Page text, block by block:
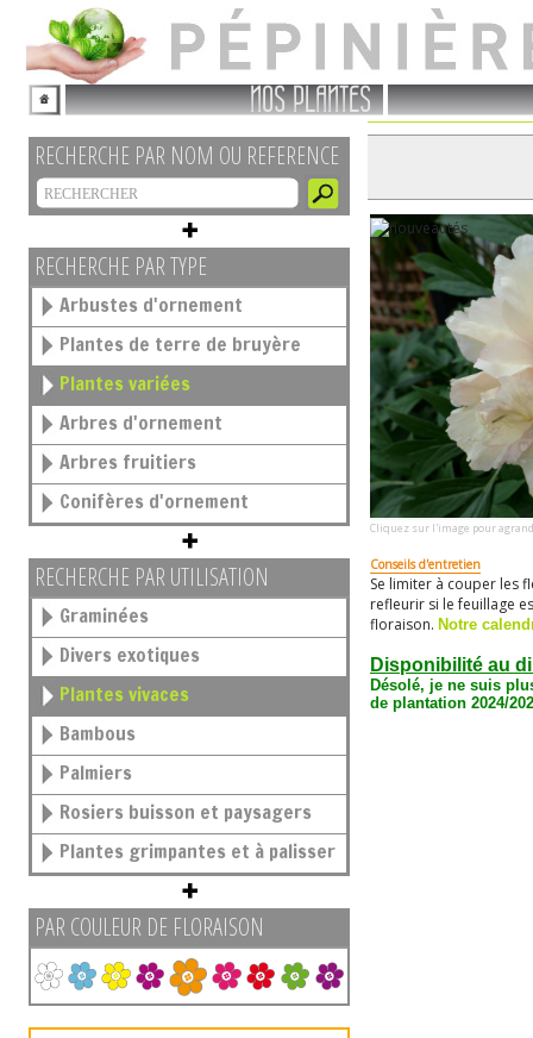
NOS PLANTES
RECHERCHE PAR NOM OU REFERENCE
RECHERCHE PAR TYPE
Arbustes d'ornement
Plantes de terre de bruyère
Plantes variées
Arbres d'ornement
Arbres fruitiers
Conifères d'ornement
RECHERCHE PAR UTILISATION
Graminées
Divers exotiques
Plantes vivaces
Bambous
Palmiers
Rosiers buisson et paysagers
Plantes grimpantes et à palisser
PAR COULEUR DE FLORAISON
Cliquez sur l'image pour
Conseils d'entretien
Se limiter à couper les
refleurir si le feuillage
floraison. Notre
Disponibilité au
Désolé, je ne suis
de plantation 2024/